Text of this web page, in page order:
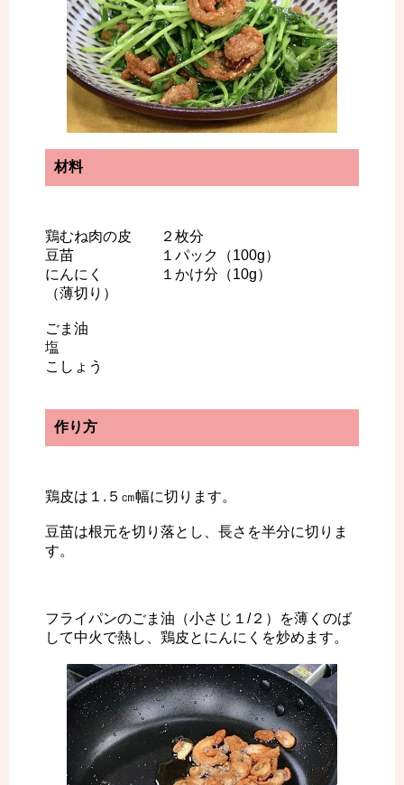
材料
鶏むね肉の皮 ２枚分
豆苗 １パック（100g）
にんにく １かけ分（10g）
（薄切り）
ごま油
塩
こしょう
作り方
鶏皮は１.５㎝幅に切ります。
豆苗は根元を切り落とし、長さを半分に切りま
す。
フライパンのごま油（小さじ１/２）を薄くのば
して中火で熱し、鶏皮とにんにくを炒めます。